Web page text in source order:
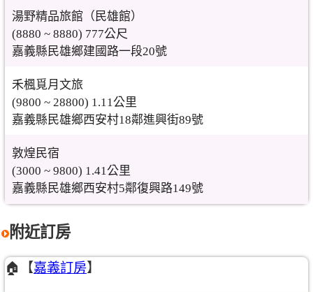
湯野精品旅館（民雄館）
(8880 ~ 8880) 777公尺
嘉義縣民雄鄉建國路一段20號
禾楓覓月文旅
(9800 ~ 28800) 1.11公里
嘉義縣民雄鄉西安村18鄰進興街89號
敦煌民宿
(3000 ~ 9800) 1.41公里
嘉義縣民雄鄉西安村5鄰復興路149號
附近訂房
🏠【嘉義訂房】